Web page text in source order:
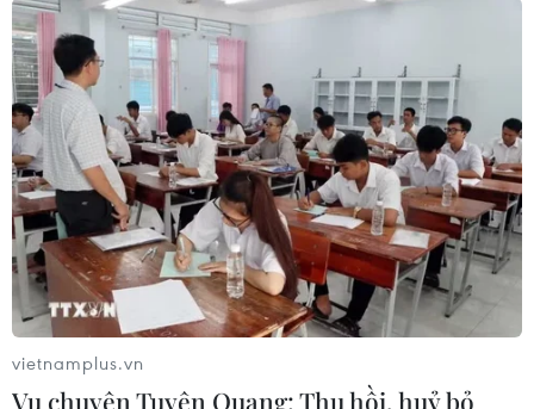
Lương đã điện thoại cho Ngô Văn Giang; Giang
huy động Kỷ, Căn cùng nhiều đối tượng đến
chặn xe ôtô chở nhóm của ông Phạm Văn Hiền
và các cán bộ Công an Đồng Nai trên đường
Đặng Văn Trơn.
Công an Đồng Nai đã điều hàng chục chiến sỹ
đến hiện trường đảm bảo an ninh trật tự; đưa
một số người liên quan về trụ sở Công an thành
phố Biên Hòa để điều tra, làm rõ./.
vietnamplus.vn
Vụ chuyên Tuyên Quang: Thu hồi, huỷ bỏ